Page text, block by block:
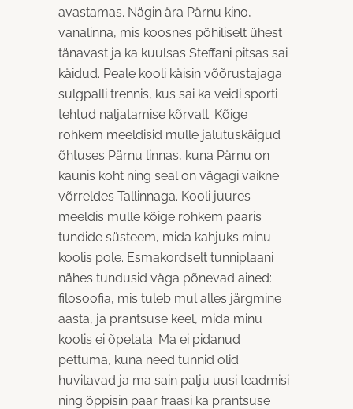
avastamas. Nägin ära Pärnu kino,
vanalinna, mis koosnes põhiliselt ühest
tänavast ja ka kuulsas Steffani pitsas sai
käidud. Peale kooli käisin võõrustajaga
sulgpalli trennis, kus sai ka veidi sporti
tehtud naljatamise kõrvalt. Kõige
rohkem meeldisid mulle jalutuskäigud
õhtuses Pärnu linnas, kuna Pärnu on
kaunis koht ning seal on vägagi vaikne
võrreldes Tallinnaga. Kooli juures
meeldis mulle kõige rohkem paaris
tundide süsteem, mida kahjuks minu
koolis pole. Esmakordselt tunniplaani
nähes tundusid väga põnevad ained:
filosoofia, mis tuleb mul alles järgmine
aasta, ja prantsuse keel, mida minu
koolis ei õpetata. Ma ei pidanud
pettuma, kuna need tunnid olid
huvitavad ja ma sain palju uusi teadmisi
ning õppisin paar fraasi ka prantsuse